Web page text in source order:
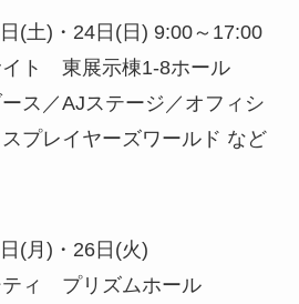
(土)・24日(日) 9:00～17:00
イト 東展示棟1-8ホール
ス／AJステージ／オフィシ
プレイヤーズワールド など
(月)・26日(火)
ティ プリズムホール